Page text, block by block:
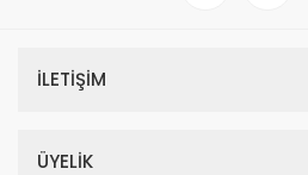
İLETİŞİM
ÜYELİK